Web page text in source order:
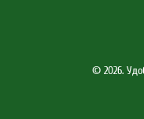
© 2026.